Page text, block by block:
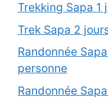
Trekking Sapa 1
Trek Sapa 2
Randonnée
personne
Randonnée